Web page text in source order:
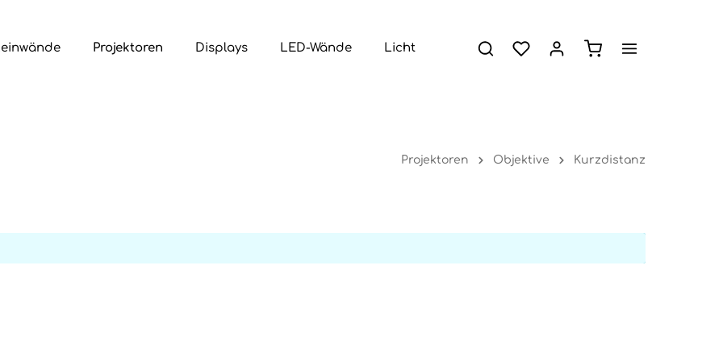
Projektoren Displays LED-Wände Licht
Projektoren Objektive Kurzdistanz